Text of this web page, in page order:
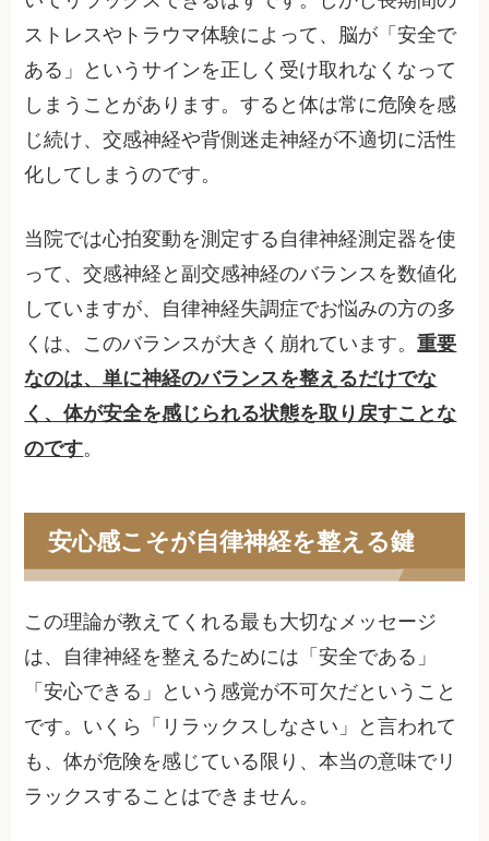
ストレスやトラウマ体験によって、脳が「安全で
ある」というサインを正しく受け取れなくなって
しまうことがあります。すると体は常に危険を感
じ続け、交感神経や背側迷走神経が不適切に活性
化してしまうのです。
当院では心拍変動を測定する自律神経測定器を使
って、交感神経と副交感神経のバランスを数値化
していますが、自律神経失調症でお悩みの方の多
くは、このバランスが大きく崩れています。重要
なのは、単に神経のバランスを整えるだけでな
く、体が安全を感じられる状態を取り戻すことな
のです。
安心感こそが自律神経を整える鍵
この理論が教えてくれる最も大切なメッセージ
は、自律神経を整えるためには「安全である」
「安心できる」という感覚が不可欠だということ
です。いくら「リラックスしなさい」と言われて
も、体が危険を感じている限り、本当の意味でリ
ラックスすることはできません。